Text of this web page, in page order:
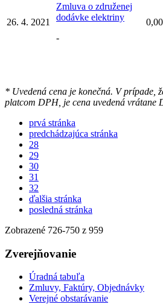
26. 4. 2021
Zmluva o združenej
dodávke elektriny
-
* Uvedená cena je konečná. V prípade,
platcom DPH, je cena uvedená vrátane
prvá stránka
predchádzajúca stránka
28
29
30
31
32
ďalšia stránka
posledná stránka
Zobrazené 726-750 z 959
Zverejňovanie
Úradná tabuľa
Zmluvy, Faktúry, Objednávky
Verejné obstarávanie